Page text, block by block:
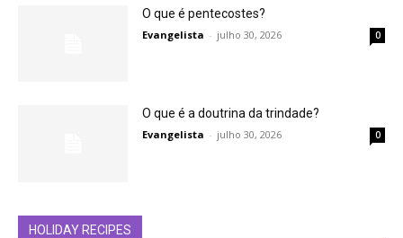
O que é pentecostes?
Evangelista - julho 30, 2026 0
O que é a doutrina da trindade?
Evangelista - julho 30, 2026 0
HOLIDAY RECIPES